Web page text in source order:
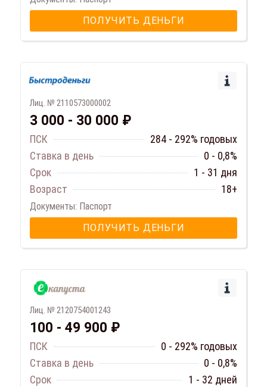
ПОЛУЧИТЬ ДЕНЬГИ
Лиц. № 2110573000002
3 000 - 30 000 ₽
ПСК
284 - 292% годовых
Ставка в день
0 - 0,8%
Срок
1 - 31 дня
Возраст
18+
Документы: Паспорт
ПОЛУЧИТЬ ДЕНЬГИ
Лиц. № 2120754001243
100 - 49 900 ₽
ПСК
0 - 292% годовых
Ставка в день
0 - 0,8%
Срок
1 - 32 дней